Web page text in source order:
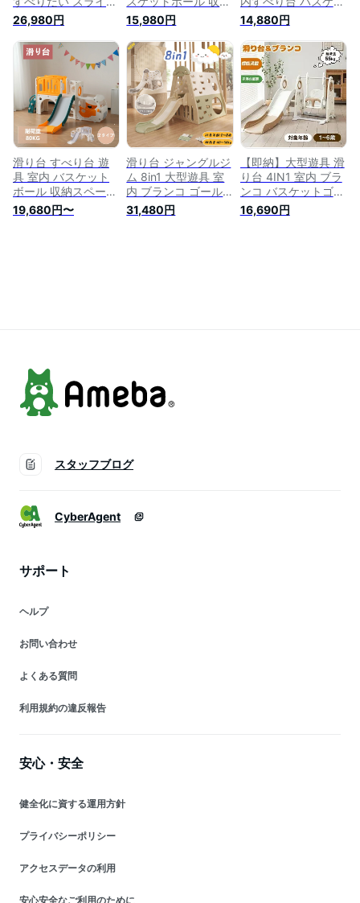
ー 室内 遊具 バスケ
ットゴール 収納 キ
ッズ キッズパーク
子供 ブランコ バス
ケットゴール ボール
遊び 室内 遊具 室内
遊具 すべりだい 屋
内 家庭用 子供 キッ
ズ 男の子 女の子 誕
生日 プレゼント
26,980円
スペース付き 組立簡
単 室内遊具 大型遊
具 すべりだい スウ
ィング キッズパーク
バスケットゴール 屋
内 家庭用 キッズ 誕
生日 プレゼント
15,980円
トボール 遊具 室内
遊具 大型遊具 輪投
げ 収納スペース 多
機能 ゴール遊び す
べりだい 屋内 室内
家庭用 子供 キッズ 1
歳~8歳 男の子 女の
子 こどもの日 誕生
日 プレゼント お祝
い 安全認証済滑り台
14,880円
滑り台 すべり台 遊
具 室内 バスケット
ボール 収納スペース
付き 組立簡単 室内
遊具 大型遊具 すべ
19,680円〜
滑り台 ジャングルジ
ム 8in1 大型遊具 室
内 ブランコ ゴール
遊び 吊り輪 室内遊
具 すべりだい 屋内
31,480円
【即納】大型遊具 滑
り台 4IN1 室内 ブラ
ンコ バスケットゴー
ル サッカーゴール
機能満載 おもちゃ
16,690円
スタッフブログ
CyberAgent
サポート
ヘルプ
お問い合わせ
よくある質問
利用規約の違反報告
安心・安全
健全化に資する運用方針
プライバシーポリシー
アクセスデータの利用
安心安全なご利用のために